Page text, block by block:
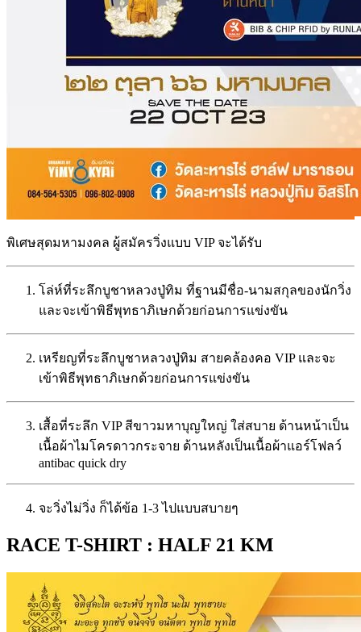
พิเศษสุดมหามงคล ผู้สมัครวิ่งแบบ VIP จะได้รับ
โล่ห์ที่ระลึกบูชาหลวงปู่ทิม ที่ฐานมีชื่อ-นามสกุลของนักวิ่ง
และจะเข้าพิธีพุทธาภิเษกด้วยก่อนการแข่งขัน
เหรียญที่ระลึกบูชาหลวงปู่ทิม สายคล้องคอ VIP และจะ
เข้าพิธีพุทธาภิเษกด้วยก่อนการแข่งขัน
เสื้อที่ระลึก VIP สีขาวมหาบุญใหญ่ ใส่สบาย ด้านหน้าเป็น
เนื้อผ้าไมโครดาวกระจาย ด้านหลังเป็นเนื้อผ้าแอร์โฟลว์
antibac quick dry
จะวิ่งไม่วิ่ง ก็ได้ข้อ 1-3 ไปแบบสบายๆ
RACE T-SHIRT : HALF 21 KM